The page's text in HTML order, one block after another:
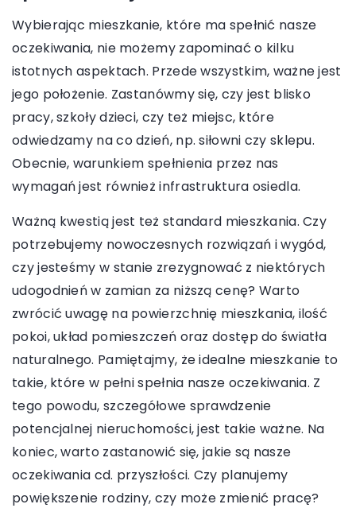
Wybierając mieszkanie, które ma spełnić nasze
oczekiwania, nie możemy zapominać o kilku
istotnych aspektach. Przede wszystkim, ważne jest
jego położenie. Zastanówmy się, czy jest blisko
pracy, szkoły dzieci, czy też miejsc, które
odwiedzamy na co dzień, np. siłowni czy sklepu.
Obecnie, warunkiem spełnienia przez nas
wymagań jest również infrastruktura osiedla.
Ważną kwestią jest też standard mieszkania. Czy
potrzebujemy nowoczesnych rozwiązań i wygód,
czy jesteśmy w stanie zrezygnować z niektórych
udogodnień w zamian za niższą cenę? Warto
zwrócić uwagę na powierzchnię mieszkania, ilość
pokoi, układ pomieszczeń oraz dostęp do światła
naturalnego. Pamiętajmy, że idealne mieszkanie to
takie, które w pełni spełnia nasze oczekiwania. Z
tego powodu, szczegółowe sprawdzenie
potencjalnej nieruchomości, jest takie ważne. Na
koniec, warto zastanowić się, jakie są nasze
oczekiwania cd. przyszłości. Czy planujemy
powiększenie rodziny, czy może zmienić pracę?